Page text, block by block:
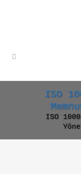
ISO
ISO